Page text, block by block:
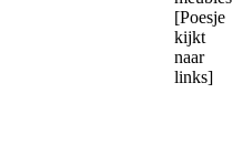
[Poesje
kijkt
naar
links]